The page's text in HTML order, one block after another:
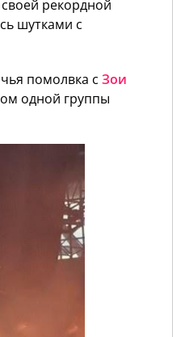
рекордной
шутками с
помолвка с Зои
одной группы